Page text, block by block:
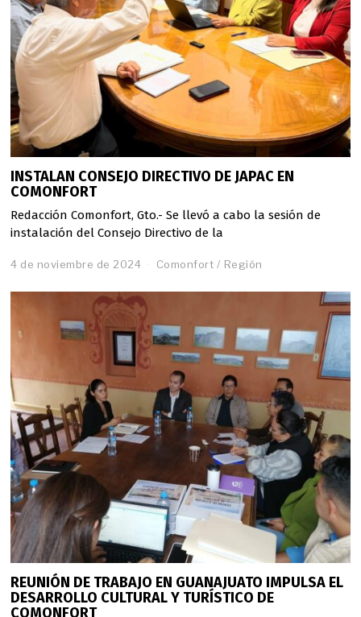
INSTALAN CONSEJO DIRECTIVO DE JAPAC EN
COMONFORT
Redacción Comonfort, Gto.- Se llevó a cabo la sesión de
instalación del Consejo Directivo de la
4 de noviembre de 2024 Comonfort / Región
REUNIÓN DE TRABAJO EN GUANAJUATO IMPULSA EL
DESARROLLO CULTURAL Y TURÍSTICO DE
COMONFORT